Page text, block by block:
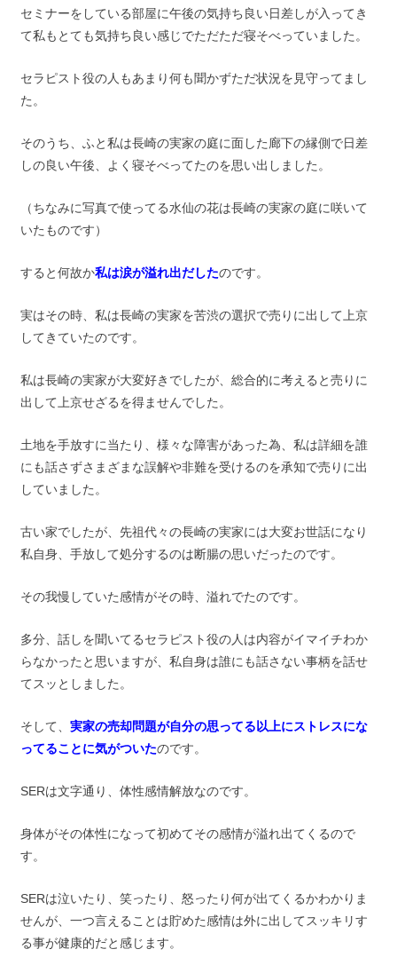
セミナーをしている部屋に午後の気持ち良い日差しが入ってき
て私もとても気持ち良い感じでただただ寝そべっていました。
セラピスト役の人もあまり何も聞かずただ状況を見守ってまし
た。
そのうち、ふと私は長崎の実家の庭に面した廊下の縁側で日差
しの良い午後、よく寝そべってたのを思い出しました。
（ちなみに写真で使ってる水仙の花は長崎の実家の庭に咲いて
いたものです）
すると何故か私は涙が溢れ出だしたのです。
実はその時、私は長崎の実家を苦渋の選択で売りに出して上京
してきていたのです。
私は長崎の実家が大変好きでしたが、総合的に考えると売りに
出して上京せざるを得ませんでした。
土地を手放すに当たり、様々な障害があった為、私は詳細を誰
にも話さずさまざまな誤解や非難を受けるのを承知で売りに出
していました。
古い家でしたが、先祖代々の長崎の実家には大変お世話になり
私自身、手放して処分するのは断腸の思いだったのです。
その我慢していた感情がその時、溢れでたのです。
多分、話しを聞いてるセラピスト役の人は内容がイマイチわか
らなかったと思いますが、私自身は誰にも話さない事柄を話せ
てスッとしました。
そして、実家の売却問題が自分の思ってる以上にストレスにな
ってることに気がついたのです。
SERは文字通り、体性感情解放なのです。
身体がその体性になって初めてその感情が溢れ出てくるので
す。
SERは泣いたり、笑ったり、怒ったり何が出てくるかわかりま
せんが、一つ言えることは貯めた感情は外に出してスッキリす
る事が健康的だと感じます。